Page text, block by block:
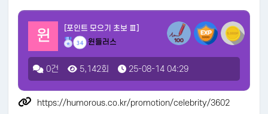
윈 [포인트 모으기 초보 Ⅲ]
34 윈들러스
0건 5,142회 25-08-14 04:29
https://humorous.co.kr/promotion/celebrity/3602